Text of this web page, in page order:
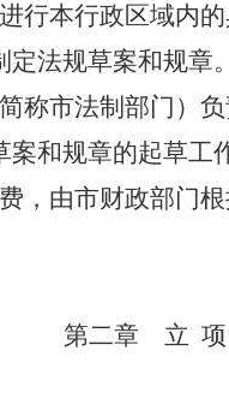
行本行政区域内
法规草案和规章。
称市法制部门）
和规章的起草工
，由市财政部门
第二章 立 项